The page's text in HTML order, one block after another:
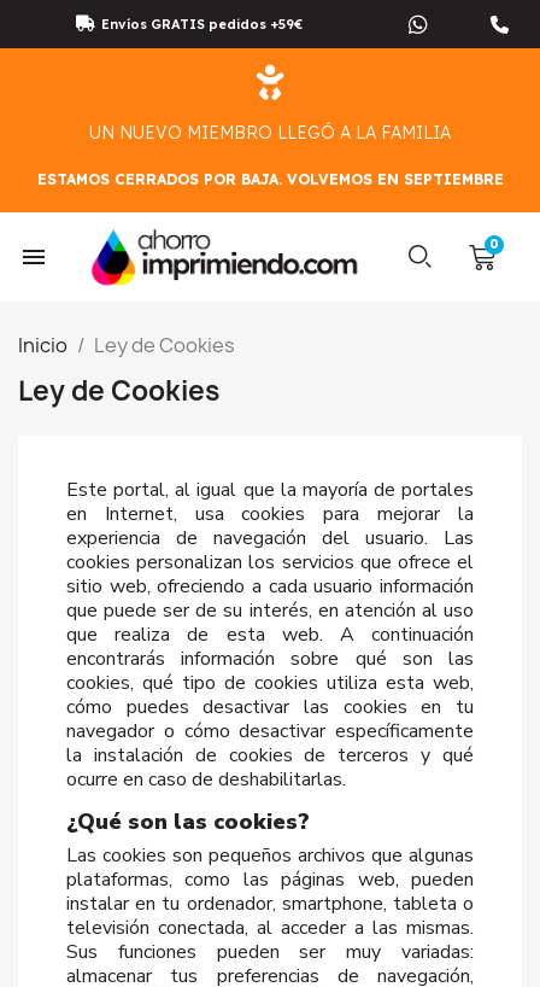
Envíos GRATIS pedidos +59€
UN NUEVO MIEMBRO LLEGÓ A LA FAMILIA
ESTAMOS CERRADOS POR BAJA. VOLVEMOS EN SEPTIEMBRE
Inicio Ley de Cookies
Ley de Cookies
Este portal, al igual que la mayoría de portales
en Internet, usa cookies para mejorar la
experiencia de navegación del usuario. Las
cookies personalizan los servicios que ofrece el
sitio web, ofreciendo a cada usuario información
que puede ser de su interés, en atención al uso
que realiza de esta web. A continuación
encontrarás información sobre qué son las
cookies, qué tipo de cookies utiliza esta web,
cómo puedes desactivar las cookies en tu
navegador o cómo desactivar específicamente
la instalación de cookies de terceros y qué
ocurre en caso de deshabilitarlas.
¿Qué son las cookies?
Las cookies son pequeños archivos que algunas
plataformas, como las páginas web, pueden
instalar en tu ordenador, smartphone, tableta o
televisión conectada, al acceder a las mismas.
Sus funciones pueden ser muy variadas:
almacenar tus preferencias de navegación,